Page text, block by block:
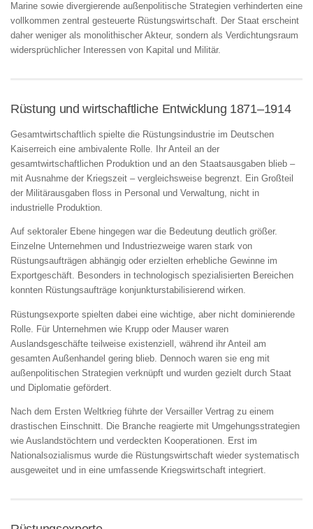
Marine sowie divergierende außenpolitische Strategien verhinderten eine
vollkommen zentral gesteuerte Rüstungswirtschaft. Der Staat erscheint
daher weniger als monolithischer Akteur, sondern als Verdichtungsraum
widersprüchlicher Interessen von Kapital und Militär.
Rüstung und wirtschaftliche Entwicklung 1871–1914
Gesamtwirtschaftlich spielte die Rüstungsindustrie im Deutschen
Kaiserreich eine ambivalente Rolle. Ihr Anteil an der
gesamtwirtschaftlichen Produktion und an den Staatsausgaben blieb –
mit Ausnahme der Kriegszeit – vergleichsweise begrenzt. Ein Großteil
der Militärausgaben floss in Personal und Verwaltung, nicht in
industrielle Produktion.
Auf sektoraler Ebene hingegen war die Bedeutung deutlich größer.
Einzelne Unternehmen und Industriezweige waren stark von
Rüstungsaufträgen abhängig oder erzielten erhebliche Gewinne im
Exportgeschäft. Besonders in technologisch spezialisierten Bereichen
konnten Rüstungsaufträge konjunkturstabilisierend wirken.
Rüstungsexporte spielten dabei eine wichtige, aber nicht dominierende
Rolle. Für Unternehmen wie Krupp oder Mauser waren
Auslandsgeschäfte teilweise existenziell, während ihr Anteil am
gesamten Außenhandel gering blieb. Dennoch waren sie eng mit
außenpolitischen Strategien verknüpft und wurden gezielt durch Staat
und Diplomatie gefördert.
Nach dem Ersten Weltkrieg führte der Versailler Vertrag zu einem
drastischen Einschnitt. Die Branche reagierte mit Umgehungsstrategien
wie Auslandstöchtern und verdeckten Kooperationen. Erst im
Nationalsozialismus wurde die Rüstungswirtschaft wieder systematisch
ausgeweitet und in eine umfassende Kriegswirtschaft integriert.